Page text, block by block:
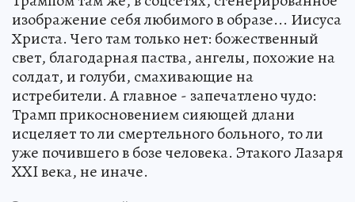
изображение себя любимого в образе... Иисуса
Христа. Чего там только нет: божественный
свет, благодарная паства, ангелы, похожие на
солдат, и голуби, смахивающие на
истребители. А главное - запечатлено чудо:
Трамп прикосновением сияющей длани
исцеляет то ли смертельного больного, то ли
уже почившего в бозе человека. Этакого Лазаря
XXI века, не иначе.